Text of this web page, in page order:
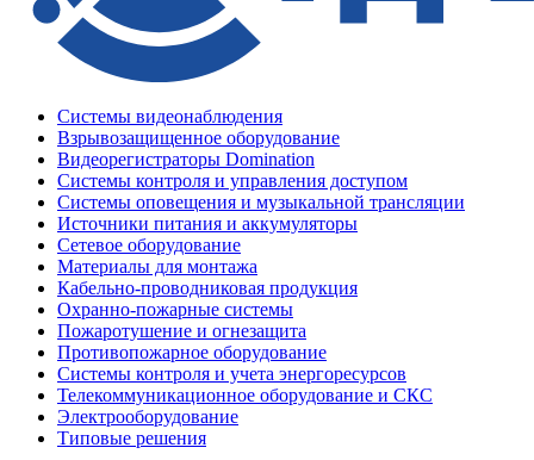
Системы видеонаблюдения
Взрывозащищенное оборудование
Видеорегистраторы Domination
Системы контроля и управления доступом
Системы оповещения и музыкальной трансляции
Источники питания и аккумуляторы
Сетевое оборудование
Материалы для монтажа
Кабельно-проводниковая продукция
Охранно-пожарные системы
Пожаротушение и огнезащита
Противопожарное оборудование
Системы контроля и учета энергоресурсов
Телекоммуникационное оборудование и СКС
Электрооборудование
Типовые решения